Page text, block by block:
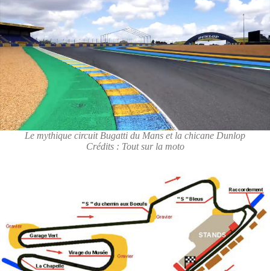
Le mythique circuit Bugatti du Mans et la chicane Dunlop
Crédits : Tout sur la moto